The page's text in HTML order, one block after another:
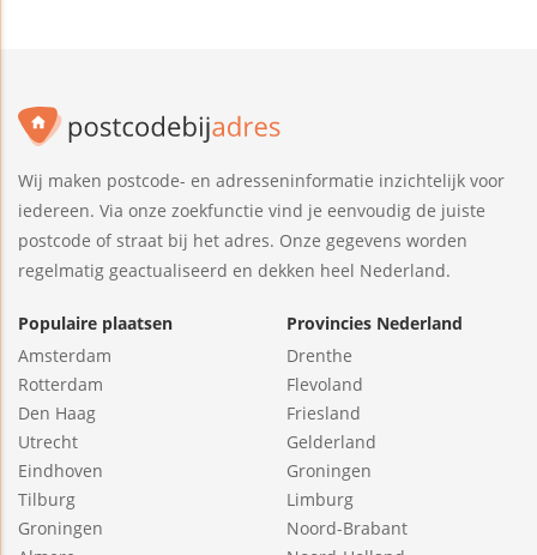
Wij maken postcode- en adresseninformatie inzichtelijk voor
iedereen. Via onze zoekfunctie vind je eenvoudig de juiste
postcode of straat bij het adres. Onze gegevens worden
regelmatig geactualiseerd en dekken heel Nederland.
Populaire plaatsen
Amsterdam
Rotterdam
Den Haag
Utrecht
Eindhoven
Tilburg
Groningen
Provincies Nederland
Drenthe
Flevoland
Friesland
Gelderland
Groningen
Limburg
Noord-Brabant